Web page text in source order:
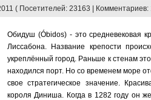
( Посетителей: 23163 | Комментариев:
Обидуш (Óbidos) - это средневековая
Лиссабона. Название крепости
укреплённый город. Раньше к стенам
находился порт. Но со временем море
свое стратегическое значение.
короля Диниша. Когда в 1282 году он